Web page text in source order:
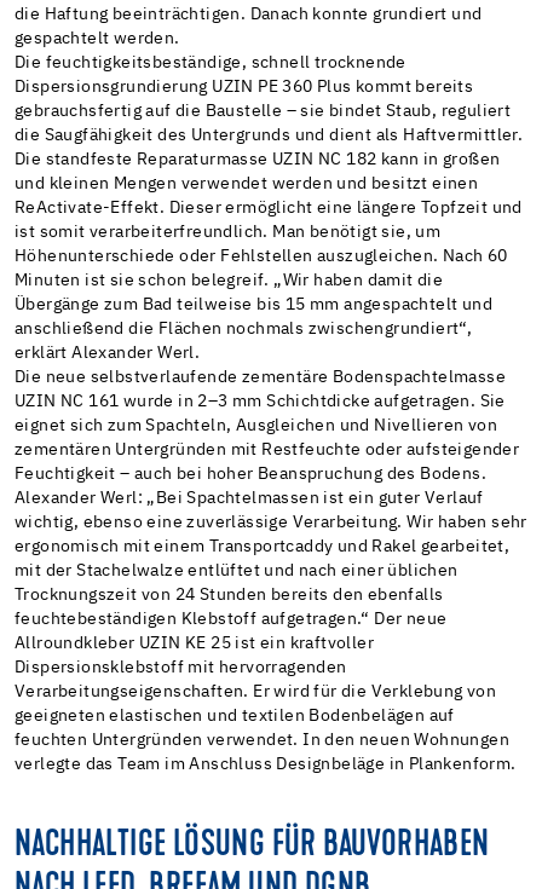
die Haftung beeinträchtigen. Danach konnte grundiert und
gespachtelt werden.
Die feuchtigkeitsbeständige, schnell trocknende
Dispersionsgrundierung UZIN PE 360 Plus kommt bereits
gebrauchsfertig auf die Baustelle – sie bindet Staub, reguliert
die Saugfähigkeit des Untergrunds und dient als Haftvermittler.
Die standfeste Reparaturmasse UZIN NC 182 kann in großen
und kleinen Mengen verwendet werden und besitzt einen
ReActivate-Effekt. Dieser ermöglicht eine längere Topfzeit und
ist somit verarbeiterfreundlich. Man benötigt sie, um
Höhenunterschiede oder Fehlstellen auszugleichen. Nach 60
Minuten ist sie schon belegreif. „Wir haben damit die
Übergänge zum Bad teilweise bis 15 mm angespachtelt und
anschließend die Flächen nochmals zwischengrundiert“,
erklärt Alexander Werl.
Die neue selbstverlaufende zementäre Bodenspachtelmasse
UZIN NC 161 wurde in 2–3 mm Schichtdicke aufgetragen. Sie
eignet sich zum Spachteln, Ausgleichen und Nivellieren von
zementären Untergründen mit Restfeuchte oder aufsteigender
Feuchtigkeit – auch bei hoher Beanspruchung des Bodens.
Alexander Werl: „Bei Spachtelmassen ist ein guter Verlauf
wichtig, ebenso eine zuverlässige Verarbeitung. Wir haben sehr
ergonomisch mit einem Transportcaddy und Rakel gearbeitet,
mit der Stachelwalze entlüftet und nach einer üblichen
Trocknungszeit von 24 Stunden bereits den ebenfalls
feuchtebeständigen Klebstoff aufgetragen.“ Der neue
Allroundkleber UZIN KE 25 ist ein kraftvoller
Dispersionsklebstoff mit hervorragenden
Verarbeitungseigenschaften. Er wird für die Verklebung von
geeigneten elastischen und textilen Bodenbelägen auf
feuchten Untergründen verwendet. In den neuen Wohnungen
verlegte das Team im Anschluss Designbeläge in Plankenform.
NACHHALTIGE LÖSUNG FÜR BAUVORHABEN